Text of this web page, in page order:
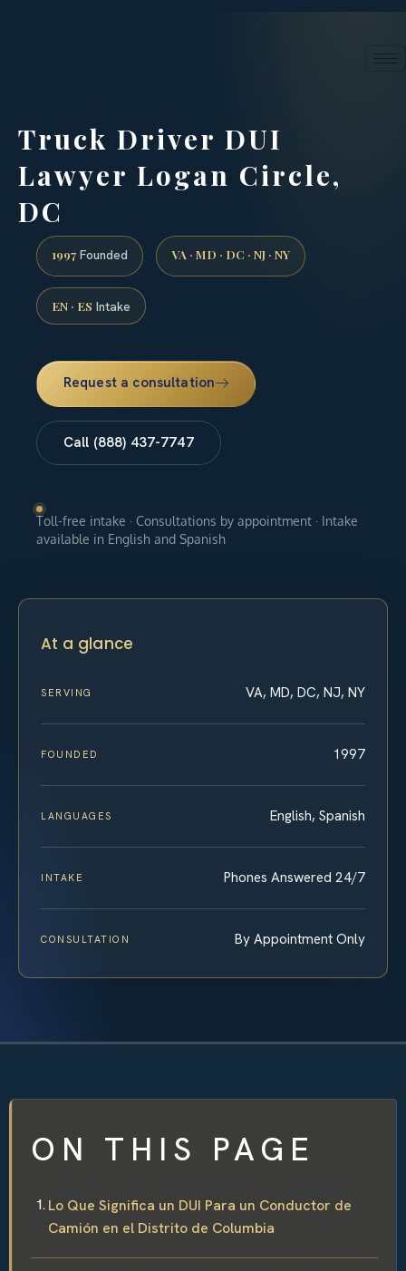
Truck Driver DUI
Lawyer Logan Circle,
DC
1997 Founded VA · MD · DC · NJ · NY
EN · ES Intake
Request a consultation
Call (888) 437-7747
Toll-free intake · Consultations by appointment · Intake
available in English and Spanish
At a glance
SERVING VA, MD, DC, NJ, NY
FOUNDED 1997
LANGUAGES English, Spanish
INTAKE Phones Answered 24/7
CONSULTATION By Appointment Only
ON THIS PAGE
Lo Que Significa un DUI Para un Conductor de
Camión en el Distrito de Columbia